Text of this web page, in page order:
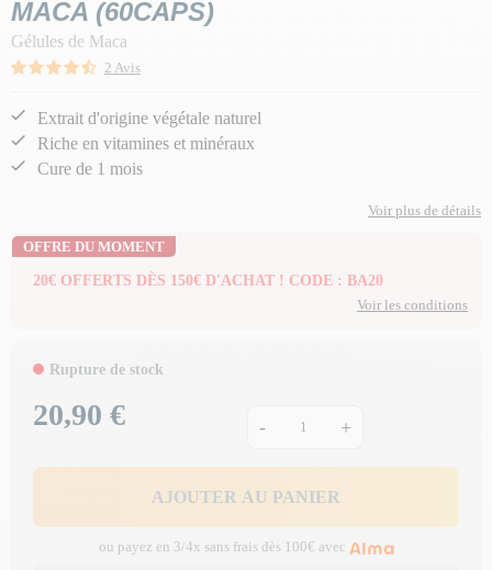
MACA (60CAPS)
Gélules de Maca
2 Avis
Extrait d'origine végétale naturel
Riche en vitamines et minéraux
Cure de 1 mois
Voir plus de détails
OFFRE DU MOMENT
20€ OFFERTS DÈS 150€ D'ACHAT ! CODE : BA20
Voir les conditions
Rupture de stock
Prix
20,90 € - +
AJOUTER AU PANIER
ou payez en 3/4x sans frais dès 100€ avec